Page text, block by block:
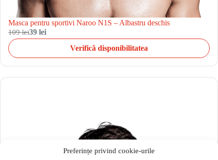
Preferințe privind cookie-urile
Masca pentru sportivi Naroo N1S – Albastru deschis
109 lei39 lei
Verifică disponibilitatea